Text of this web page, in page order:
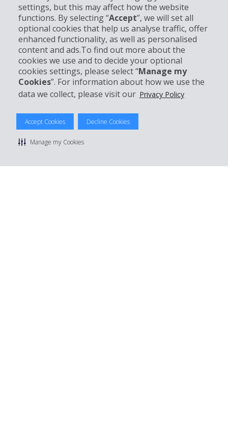
settings, but this may affect how the website
functions. By selecting “Accept”, we will set all
optional cookies that help us analyse traffic, offer
enhanced functionality, as well as personalised
content and ads.To find out more about the
cookies we use and to decide your optional
cookies settings, please select “Manage my
Cookies”. For information about how we use the
data we collect, please visit our Privacy Policy
Accept Cookies Decline Cookies
Manage my Cookies
Entreprise
Support client
Réserver avec Hertz
© 2026 The Hertz System, Inc.
Politique de confidentialité | Conditions d'utilisation du site
Conditions de location
Gérer mes cookies